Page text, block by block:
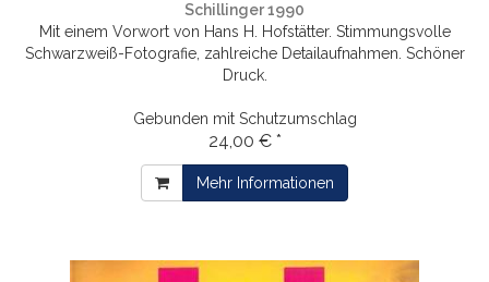
Schillinger 1990
Mit einem Vorwort von Hans H. Hofstätter. Stimmungsvolle
Schwarzweiß-Fotografie, zahlreiche Detailaufnahmen. Schöner
Druck.
Gebunden mit Schutzumschlag
24,00 € *
Mehr Informationen